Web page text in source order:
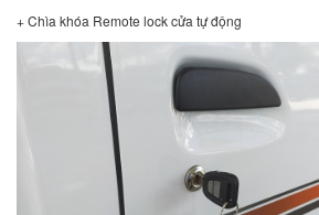
+ Chìa khóa Remote lock cửa tự động